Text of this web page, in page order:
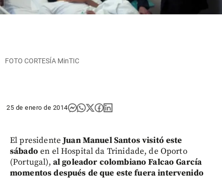
FOTO CORTESÍA MinTIC
25 de enero de 2014
El presidenteJuan Manuel Santos visitó este
sábado en el Hospital da Trinidade, de Oporto
(Portugal), al goleador colombiano Falcao García
momentos después de que este fuera intervenido